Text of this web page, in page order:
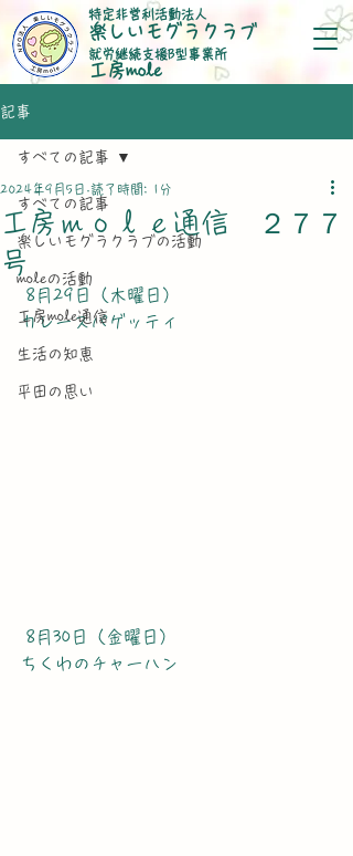
特定非営利活動法人
楽しいモグラクラブ
就労継続支援B型事業所
​工房mole
記事
すべての記事
楽しいモグラクラブの活動
moleの活動
工房mole通信
生活の知恵
平田の思い
すべての記事
工房ｍｏｌｅ通信 ２７７
号
2024年9月5日 読了時間: 1分
8月29日（木曜日）
カレースパゲッティ
8月30日（金曜日）
ちくわのチャーハン